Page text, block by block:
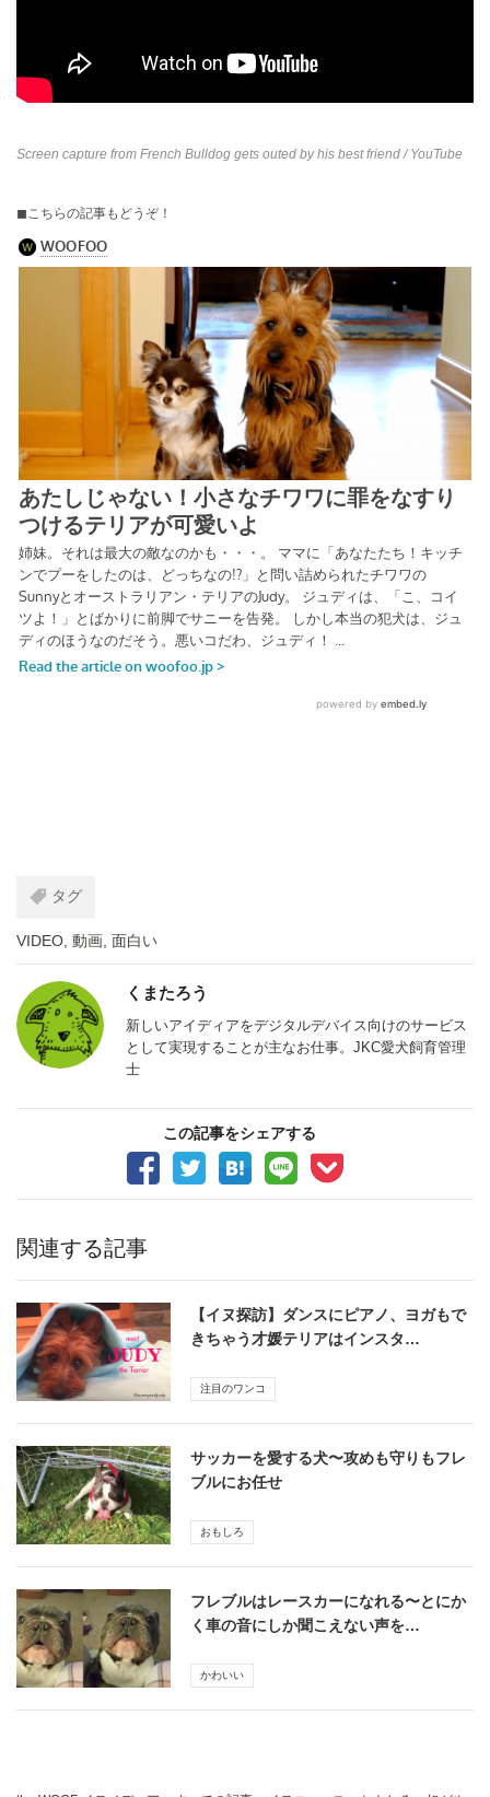
Screen capture from French Bulldog gets outed by his best friend/ YouTube
◼︎こちらの記事もどうぞ！
タグ
VIDEO, 動画, 面白い
くまたろう
新しいアイディアをデジタルデバイス向けのサービス
として実現することが主なお仕事。JKC愛犬飼育管理
士
この記事をシェアする
関連する記事
【イヌ探訪】ダンスにピアノ、ヨガもで
きちゃう才媛テリアはインスタ…
注目のワンコ
サッカーを愛する犬〜攻めも守りもフレ
ブルにお任せ
おもしろ
フレブルはレースカーになれる〜とにか
く車の音にしか聞こえない声を…
かわいい